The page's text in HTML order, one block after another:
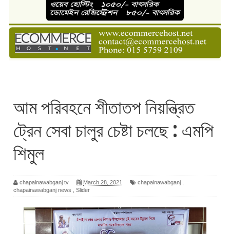
আম পরিবহনে শীতাতপ নিয়ন্ত্রিত
ট্রেন সেবা চালুর চেষ্টা চলছে : এমপি
শিমুল
chapainawabganj tv March 28, 2021 chapainawabganj
chapainawabganj news
Slider